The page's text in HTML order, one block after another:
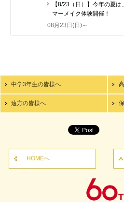
【8/23（日）】今年の夏
マーメイク体験開催！
08月23日(日)～
中学3年生の皆様へ
遠方の皆様へ
HOMEへ